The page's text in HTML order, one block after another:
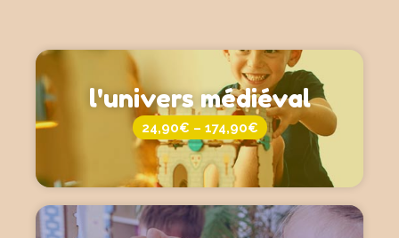
l'univers médiéval
24,90€ – 174,90€